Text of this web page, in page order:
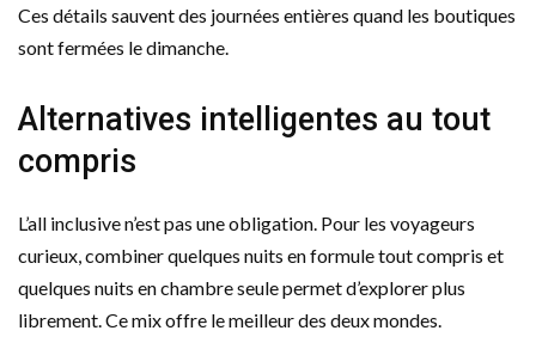
Ces détails sauvent des journées entières quand les boutiques
sont fermées le dimanche.
Alternatives intelligentes au tout
compris
L’all inclusive n’est pas une obligation. Pour les voyageurs
curieux, combiner quelques nuits en formule tout compris et
quelques nuits en chambre seule permet d’explorer plus
librement. Ce mix offre le meilleur des deux mondes.